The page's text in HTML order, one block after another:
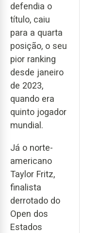
defendia o
título, caiu
para a quarta
posição, o seu
pior ranking
desde janeiro
de 2023,
quando era
quinto jogador
mundial.
Já o norte-
americano
Taylor Fritz,
finalista
derrotado do
Open dos
Estados